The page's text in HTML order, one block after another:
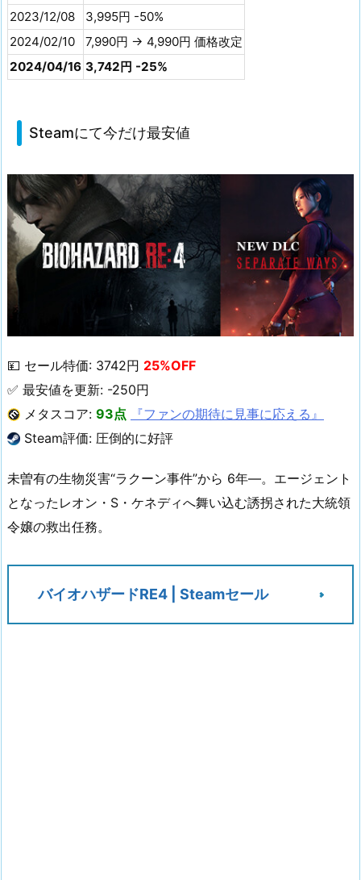
2023/12/08
3,995円 -50%
2024/02/10
7,990円 → 4,990円 価格改定
2024/04/16 3,742円 -25%
Steamにて今だけ最安値
💴 セール特価: 3742円 25%OFF
✅ 最安値を更新: -250円
メタスコア: 93点
『ファンの期待に見事に応える』
Steam評価: 圧倒的に好評
未曽有の生物災害“ラクーン事件”から 6年―。エージェント
となったレオン・S・ケネディへ舞い込む誘拐された大統領
令嬢の救出任務。
バイオハザードRE4 | Steamセール